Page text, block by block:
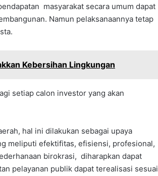
masyarakat secara umum dapat
Namun pelaksanaannya tetap
Kebersihan Lingkungan
setiap calon investor yang akan
hal ini dilakukan sebagai upaya
meliputi efektifitas, efisiensi, profesional,
birokrasi, diharapkan dapat
pelayanan publik dapat terealisasi sesuai